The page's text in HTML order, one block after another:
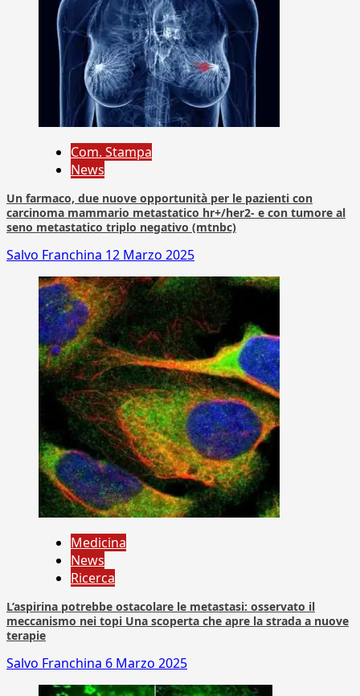
Com. Stampa
News
Un farmaco, due nuove opportunità per le pazienti con
carcinoma mammario metastatico hr+/her2- e con tumore al
seno metastatico triplo negativo (mtnbc)
Salvo Franchina 12 Marzo 2025
Medicina
News
Ricerca
L’aspirina potrebbe ostacolare le metastasi: osservato il
meccanismo nei topi Una scoperta che apre la strada a nuove
terapie
Salvo Franchina 6 Marzo 2025